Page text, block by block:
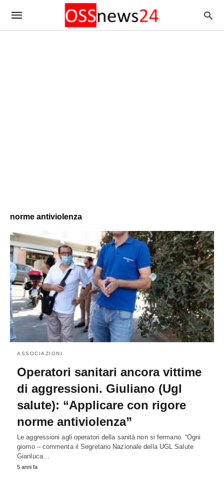
norme antiviolenza
ASSOCIAZIONI
Operatori sanitari ancora vittime
di aggressioni. Giuliano (Ugl
salute): “Applicare con rigore
norme antiviolenza”
Le aggressioni agli operatori della sanità non si fermano. “Ogni
giorno – commenta il Segretario Nazionale della UGL Salute
Gianluca…
5 anni fa